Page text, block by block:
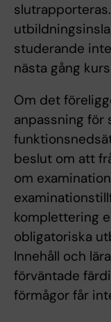
studerande
nästa gång
Om det
anpassning för
beslut om att
om
komplettering
obligatoriska
Innehåll och
förväntade
förmågor får